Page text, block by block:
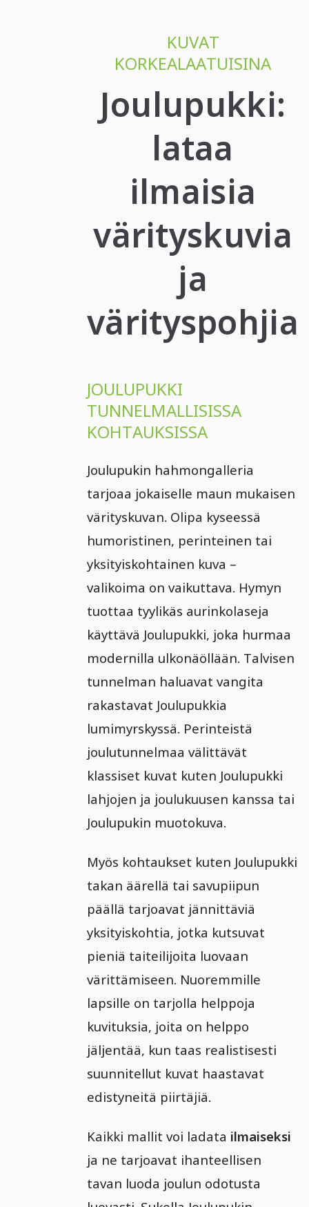
KUVAT
KORKEALAATUISINA
Joulupukki:
lataa
ilmaisia
värityskuvia
ja
värityspohjia
JOULUPUKKI
TUNNELMALLISISSA
KOHTAUKSISSA
Joulupukin hahmongalleria
tarjoaa jokaiselle maun mukaisen
värityskuvan. Olipa kyseessä
humoristinen, perinteinen tai
yksityiskohtainen kuva –
valikoima on vaikuttava. Hymyn
tuottaa tyylikäs aurinkolaseja
käyttävä Joulupukki, joka hurmaa
modernilla ulkonäöllään. Talvisen
tunnelman haluavat vangita
rakastavat Joulupukkia
lumimyrskyssä. Perinteistä
joulutunnelmaa välittävät
klassiset kuvat kuten Joulupukki
lahjojen ja joulukuusen kanssa tai
Joulupukin muotokuva.
Myös kohtaukset kuten Joulupukki
takan äärellä tai savupiipun
päällä tarjoavat jännittäviä
yksityiskohtia, jotka kutsuvat
pieniä taiteilijoita luovaan
värittämiseen. Nuoremmille
lapsille on tarjolla helppoja
kuvituksia, joita on helppo
jäljentää, kun taas realistisesti
suunnitellut kuvat haastavat
edistyneitä piirtäjiä.
Kaikki mallit voi ladata ilmaiseksi
ja ne tarjoavat ihanteellisen
tavan luoda joulun odotusta